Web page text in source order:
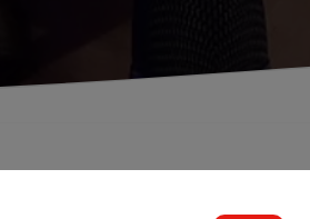
de Loire. La ministre des
l'Université d'Orléans pour